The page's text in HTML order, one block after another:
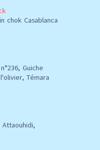
chok Casablanca
Guiche
Témara
Attaouhidi,